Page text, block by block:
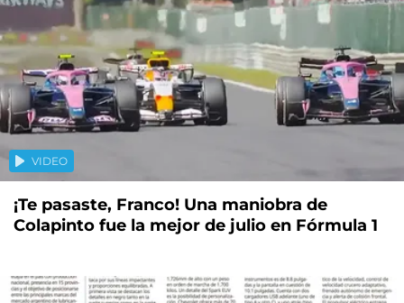
VIDEO
¡Te pasaste, Franco! Una maniobra de
Colapinto fue la mejor de julio en Fórmula 1